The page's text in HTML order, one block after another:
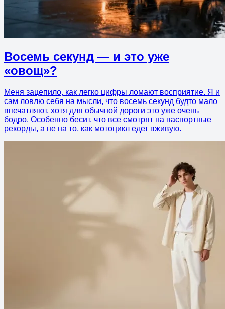
Восемь секунд — и это уже
«овощ»?
Меня зацепило, как легко цифры ломают восприятие. Я и
сам ловлю себя на мысли, что восемь секунд будто мало
впечатляют, хотя для обычной дороги это уже очень
бодро. Особенно бесит, что все смотрят на паспортные
рекорды, а не на то, как мотоцикл едет вживую.